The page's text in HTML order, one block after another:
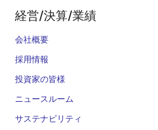
経営/決算/業績
会社概要
採用情報
投資家の皆様
ニュースルーム
サステナビリティ